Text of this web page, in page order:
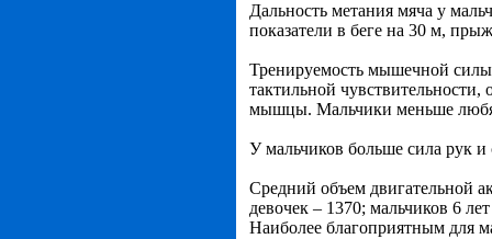
Дальность метания мяча у
показатели в беге на 30 м,
Тренируемость мышечной
тактильной
мышцы. Мальчики меньше
У мальчиков больше сила рук и
Средний объем двигательной
девочек – 1370; мальчиков 6
Наиболее благоприятным для